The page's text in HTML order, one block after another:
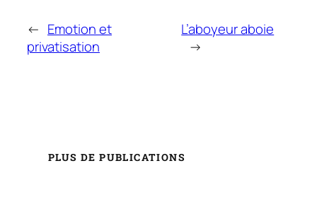
← Emotion et
privatisation
L’aboyeur aboie
→
PLUS DE PUBLICATIONS